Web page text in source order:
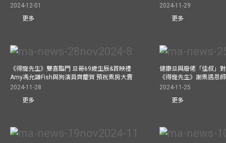
2024-12-01
更多
2024-11-29
更多
《得寵先生》雙喜臨門 旦哥69歲生辰&首映禮
Amy馮允謙Fish與狗演員齊慶賀 預祝票房大賣
2024-11-28
更多
健康旦與廢佬「佳叔」
《得寵先生》謝票遇恩
2024-11-25
更多